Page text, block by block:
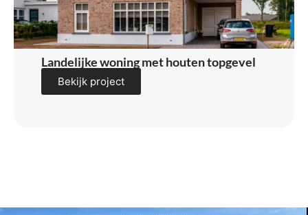
Landelijke woning met houten topgevel
Bekijk project